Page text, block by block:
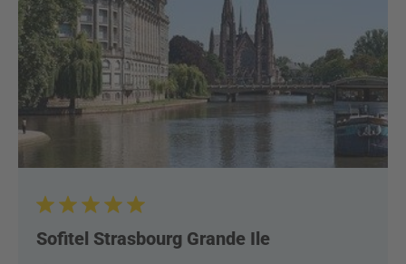
Sofitel Strasbourg Grande Ile